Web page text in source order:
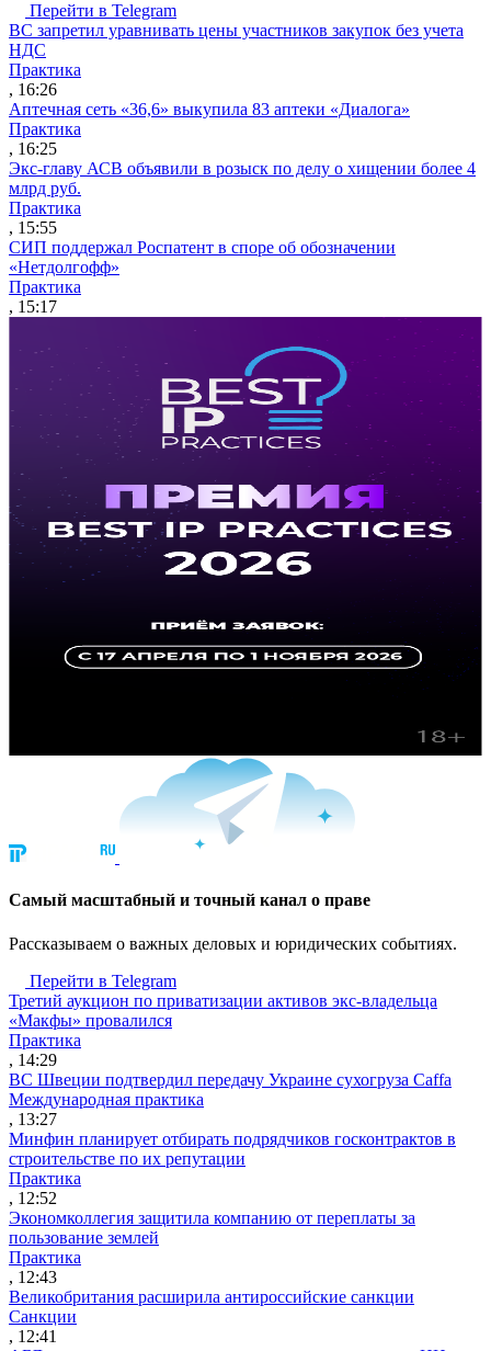
Перейти в Telegram
ВС запретил уравнивать цены участников закупок без учета
НДС
Практика
, 16:26
Аптечная сеть «36,6» выкупила 83 аптеки «Диалога»
Практика
, 16:25
Экс-главу АСВ объявили в розыск по делу о хищении более 4
млрд руб.
Практика
, 15:55
СИП поддержал Роспатент в споре об обозначении
«Нетдолгофф»
Практика
, 15:17
Cамый масштабный и точный канал о праве
Рассказываем о важных деловых и юридических событиях.
Перейти в Telegram
Третий аукцион по приватизации активов экс-владельца
«Макфы» провалился
Практика
, 14:29
ВС Швеции подтвердил передачу Украине сухогруза Caffa
Международная практика
, 13:27
Минфин планирует отбирать подрядчиков госконтрактов в
строительстве по их репутации
Практика
, 12:52
Экономколлегия защитила компанию от переплаты за
пользование землей
Практика
, 12:43
Великобритания расширила антироссийские санкции
Санкции
, 12:41